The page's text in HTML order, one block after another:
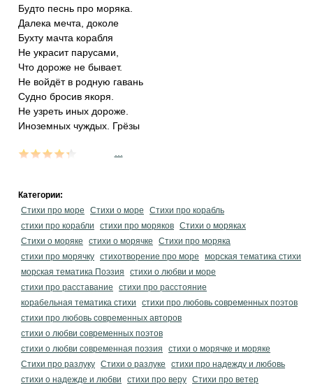
Будто песнь про моряка.
Далека мечта, доколе
Бухту мачта корабля
Не украсит парусами,
Что дороже не бывает.
Не войдёт в родную гавань
Судно бросив якоря.
Не узреть иных дороже.
Иноземных чуждых. Грёзы
Категории:
Стихи про море
Стихи о море
Стихи про корабль
стихи про корабли
стихи про моряков Стихи о моряках
Стихи о моряке
стихи о морячке
Стихи про моряка
стихи про морячку стихотворение про море
морская тематика стихи
морская тематика Поэзия
стихи о любви и море
стихи про расставание
стихи про расстояние
корабельная тематика стихи
стихи про любовь современных поэтов
стихи про любовь современных авторов
стихи о любви современных поэтов
стихи о любви современная поэзия
стихи о морячке и моряке
Стихи про разлуку Стихи о разлуке
стихи про надежду и любовь
стихи о надежде и любви
стихи про веру Стихи про ветер